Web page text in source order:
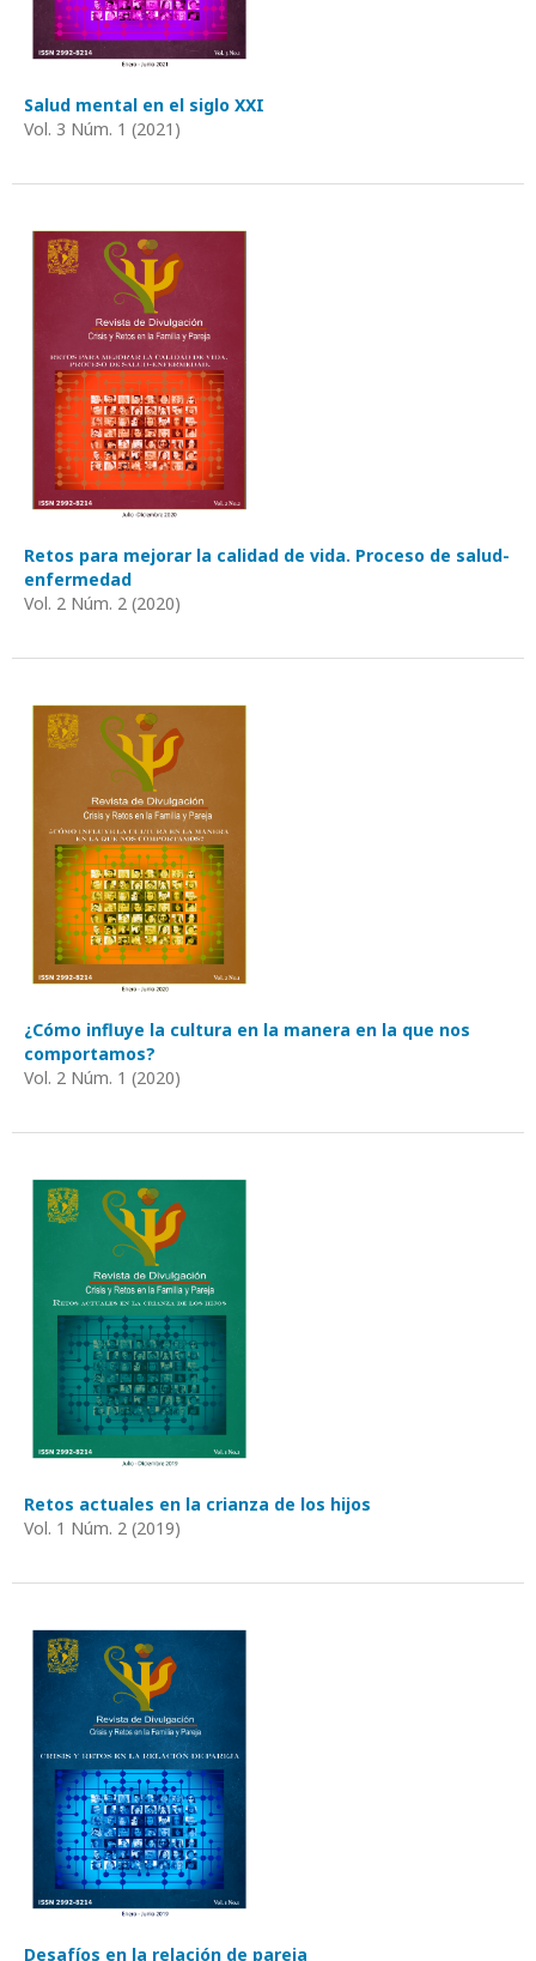
Salud mental en el siglo XXI
Vol. 3 Núm. 1 (2021)
Retos para mejorar la calidad de vida. Proceso de salud-
enfermedad
Vol. 2 Núm. 2 (2020)
¿Cómo influye la cultura en la manera en la que nos
comportamos?
Vol. 2 Núm. 1 (2020)
Retos actuales en la crianza de los hijos
Vol. 1 Núm. 2 (2019)
Desafíos en la relación de pareja